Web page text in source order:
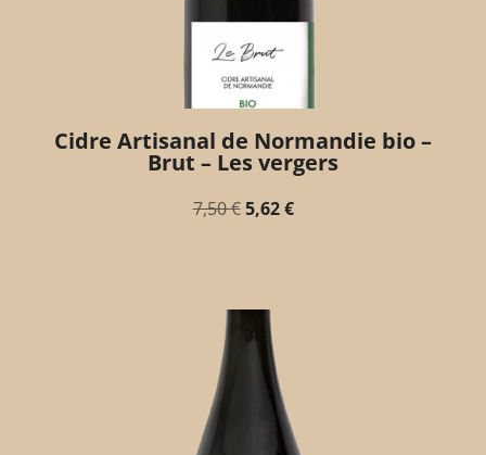
Cidre Artisanal de Normandie bio –
Brut – Les vergers
7,50€ 5,62€